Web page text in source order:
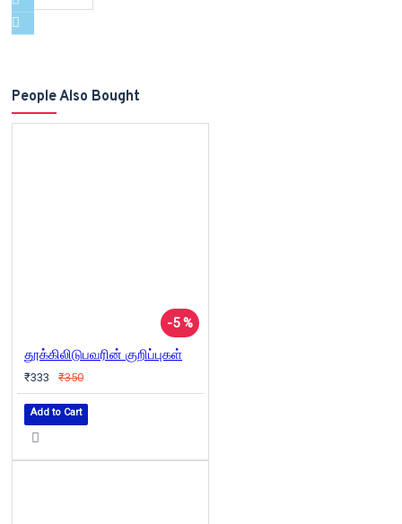
People Also Bought
-5 %
தூக்கிலிடுபவரின் குறிப்புகள்
₹333 ₹350
Add to Cart